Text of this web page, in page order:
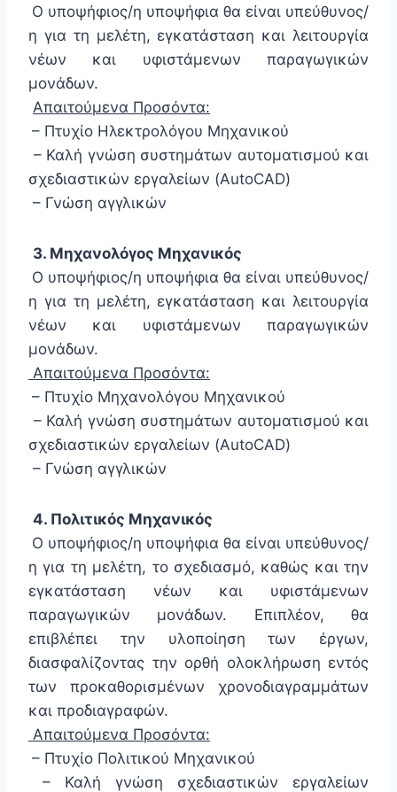
Ο υποψήφιος/η υποψήφια θα είναι υπεύθυνος/
η για τη μελέτη, εγκατάσταση και λειτουργία
νέων και υφιστάμενων παραγωγικών
μονάδων.
Απαιτούμενα Προσόντα:
– Πτυχίο Ηλεκτρολόγου Μηχανικού
– Καλή γνώση συστημάτων αυτοματισμού και
σχεδιαστικών εργαλείων (AutoCAD)
– Γνώση αγγλικών
3. Μηχανολόγος Μηχανικός
Ο υποψήφιος/η υποψήφια θα είναι υπεύθυνος/
η για τη μελέτη, εγκατάσταση και λειτουργία
νέων και υφιστάμενων παραγωγικών
μονάδων.
Απαιτούμενα Προσόντα:
– Πτυχίο Μηχανολόγου Μηχανικού
– Καλή γνώση συστημάτων αυτοματισμού και
σχεδιαστικών εργαλείων (AutoCAD)
– Γνώση αγγλικών
4. Πολιτικός Μηχανικός
Ο υποψήφιος/η υποψήφια θα είναι υπεύθυνος/
η για τη μελέτη, το σχεδιασμό, καθώς και την
εγκατάσταση νέων και υφιστάμενων
παραγωγικών μονάδων. Επιπλέον, θα
επιβλέπει την υλοποίηση των έργων,
διασφαλίζοντας την ορθή ολοκλήρωση εντός
των προκαθορισμένων χρονοδιαγραμμάτων
και προδιαγραφών.
Απαιτούμενα Προσόντα:
– Πτυχίο Πολιτικού Μηχανικού
– Καλή γνώση σχεδιαστικών εργαλείων